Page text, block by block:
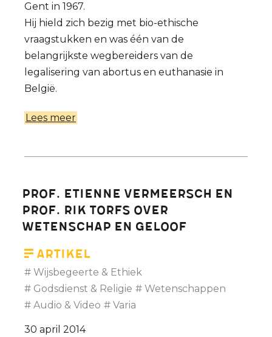
Gent in 1967.
Hij hield zich bezig met bio-ethische
vraagstukken en was één van de
belangrijkste wegbereiders van de
legalisering van abortus en euthanasie in
België.
Lees meer
bescheiden
filosoof?
Prof. Etienne Vermeersch en
Prof. Rik Torfs over
wetenschap en geloof
Artikel
Wijsbegeerte & Ethiek
Godsdienst & Religie
Wetenschappen
Audio & Video
Varia
30 april 2014